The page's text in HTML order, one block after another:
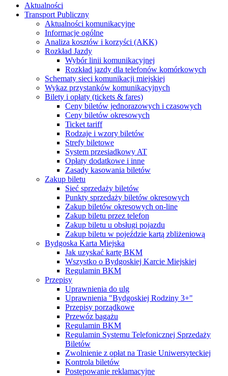
Aktualności
Transport Publiczny
Aktualności komunikacyjne
Informacje ogólne
Analiza kosztów i korzyści (AKK)
Rozkład Jazdy
Wybór linii komunikacyjnej
Rozkład jazdy dla telefonów komórkowych
Schematy sieci komunikacji miejskiej
Wykaz przystanków komunikacyjnych
Bilety i opłaty (tickets & fares)
Ceny biletów jednorazowych i czasowych
Ceny biletów okresowych
Ticket tariff
Rodzaje i wzory biletów
Strefy biletowe
System przesiadkowy AT
Opłaty dodatkowe i inne
Zasady kasowania biletów
Zakup biletu
Sieć sprzedaży biletów
Punkty sprzedaży biletów okresowych
Zakup biletów okresowych on-line
Zakup biletu przez telefon
Zakup biletu u obsługi pojazdu
Zakup biletu w pojeździe kartą zbliżeniową
Bydgoska Karta Miejska
Jak uzyskać kartę BKM
Wszystko o Bydgoskiej Karcie Miejskiej
Regulamin BKM
Przepisy
Uprawnienia do ulg
Uprawnienia "Bydgoskiej Rodziny 3+"
Przepisy porządkowe
Przewóz bagażu
Regulamin BKM
Regulamin Systemu Telefonicznej Sprzedaży
Biletów
Zwolnienie z opłat na Trasie Uniwersyteckiej
Kontrola biletów
Postępowanie reklamacyjne